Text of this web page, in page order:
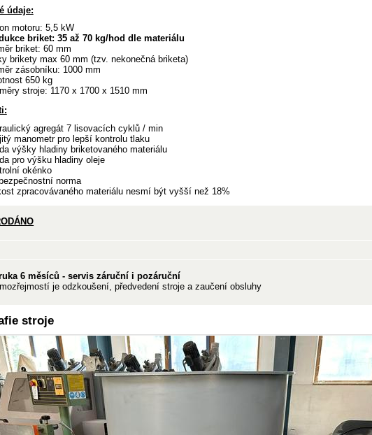
údaje:
motoru: 5,5 kW
briket: 35 až 70 kg/hod dle materiálu
briket: 60 mm
brikety max 60 mm (tzv. nekonečná briketa)
zásobníku: 1000 mm
650 kg
stroje: 1170 x 1700 x 1510 mm
agregát 7 lisovacích cyklů / min
manometr pro lepší kontrolu tlaku
výšky hladiny briketovaného materiálu
pro výšku hladiny oleje
okénko
norma
zpracovávaného materiálu nesmí být vyšší než 18%
6 měsíců -servis záruční i pozáruční
je odzkoušení, předvedení stroje a zaučení obsluhy
stroje